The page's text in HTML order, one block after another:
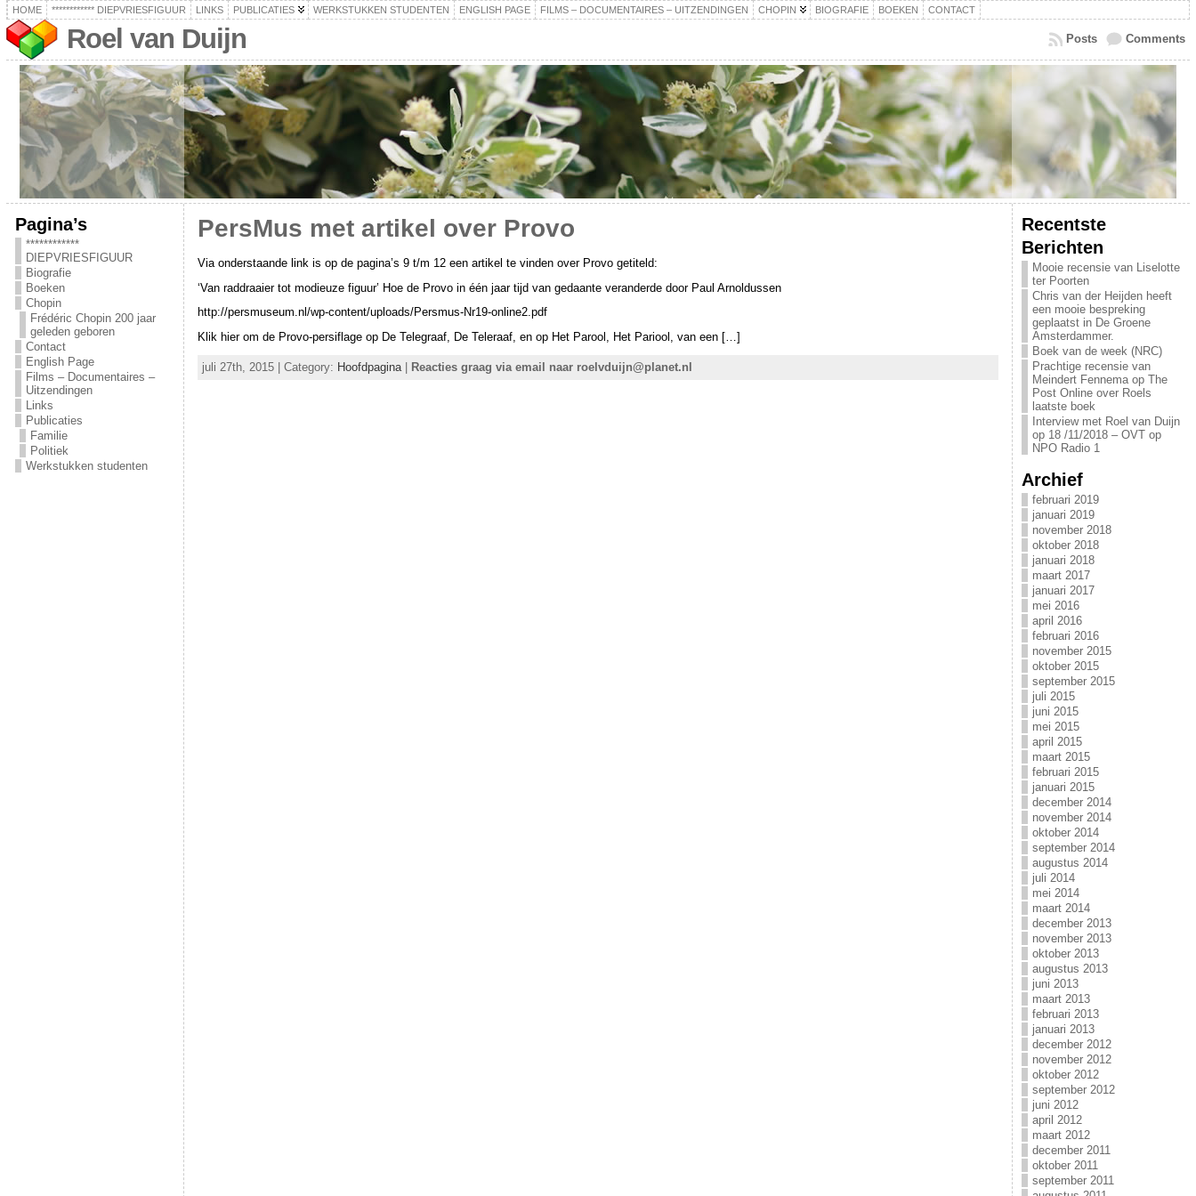
HOME ************ DIEPVRIESFIGUUR LINKS PUBLICATIES WERKSTUKKEN STUDENTEN ENGLISH PAGE FILMS – DOCUMENTAIRES – UITZENDINGEN CHOPIN BIOGRAFIE BOEKEN CONTACT
Roel van Duijn Comments
Posts
Pagina’s
************
DIEPVRIESFIGUUR
Biografie
Boeken
Chopin
Frédéric Chopin 200 jaar
geleden geboren
Contact
English Page
Films – Documentaires –
Uitzendingen
Links
Publicaties
Familie
Politiek
Werkstukken studenten
PersMus met artikel over Provo
Via onderstaande link is op de pagina’s 9 t/m 12 een artikel te vinden over Provo getiteld:
‘Van raddraaier tot modieuze figuur’ Hoe de Provo in één jaar tijd van gedaante veranderde door Paul Arnoldussen
http://persmuseum.nl/wp-content/uploads/Persmus-Nr19-online2.pdf
Klik hier om de Provo-persiflage op De Telegraaf, De Teleraaf, en op Het Parool, Het Pariool, van een […]
juli 27th, 2015 | Category: Hoofdpagina| Reacties graag via email naar roelvduijn@planet.nl
Recentste
Berichten
Mooie recensie van Liselotte
ter Poorten
Chris van der Heijden heeft
een mooie bespreking
geplaatst in De Groene
Amsterdammer.
Boek van de week (NRC)
Prachtige recensie van
Meindert Fennema op The
Post Online over Roels
laatste boek
Interview met Roel van Duijn
op 18 /11/2018 – OVT op
NPO Radio 1
Archief
februari 2019
januari 2019
november 2018
oktober 2018
januari 2018
maart 2017
januari 2017
mei 2016
april 2016
februari 2016
november 2015
oktober 2015
september 2015
juli 2015
juni 2015
mei 2015
april 2015
maart 2015
februari 2015
januari 2015
december 2014
november 2014
oktober 2014
september 2014
augustus 2014
juli 2014
mei 2014
maart 2014
december 2013
november 2013
oktober 2013
augustus 2013
juni 2013
maart 2013
februari 2013
januari 2013
december 2012
november 2012
oktober 2012
september 2012
juni 2012
april 2012
maart 2012
december 2011
oktober 2011
september 2011